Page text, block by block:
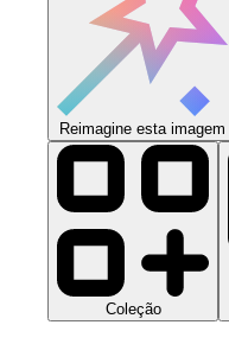
Reimagine esta imagem
Coleção